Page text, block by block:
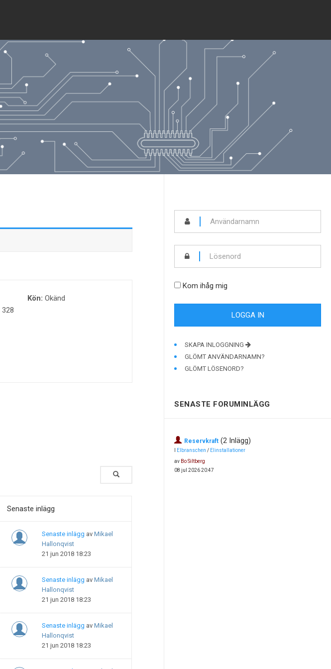
328
Kön: Okänd
Senaste inlägg
Senaste inlägg av Mikael
Hallonqvist
21 jun 2018 18:23
Senaste inlägg av Mikael
Hallonqvist
21 jun 2018 18:23
Senaste inlägg av Mikael
Hallonqvist
21 jun 2018 18:23
Kom ihåg mig
SKAPA INLOGGNING
GLÖMT ANVÄNDARNAMN?
GLÖMT LÖSENORD?
SENASTE FORUMINLÄGG
Reservkraft (2 Inlägg)
Elbranschen / Elinstallationer
av Bo Siltberg
08 jul 2026 20:47